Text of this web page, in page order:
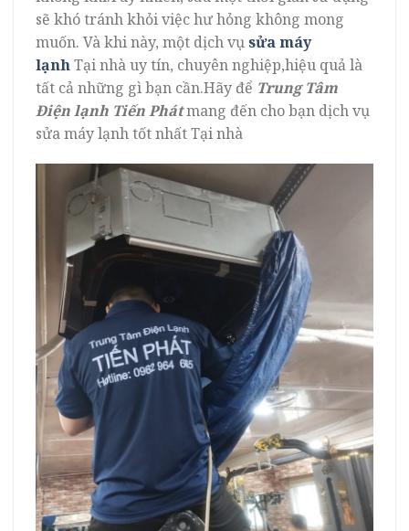
sẽ khó tránh khỏi việc hư hỏng không mong
muốn. Và khi này, một dịch vụsửa máy
lạnhTại nhà uy tín, chuyên nghiệp,hiệu quả là
tất cả những gì bạn cần.Hãy để Trung Tâm
Điện lạnh Tiến Phátmang đến cho bạn dịch vụ
sửa máy lạnh tốt nhất Tại nhà